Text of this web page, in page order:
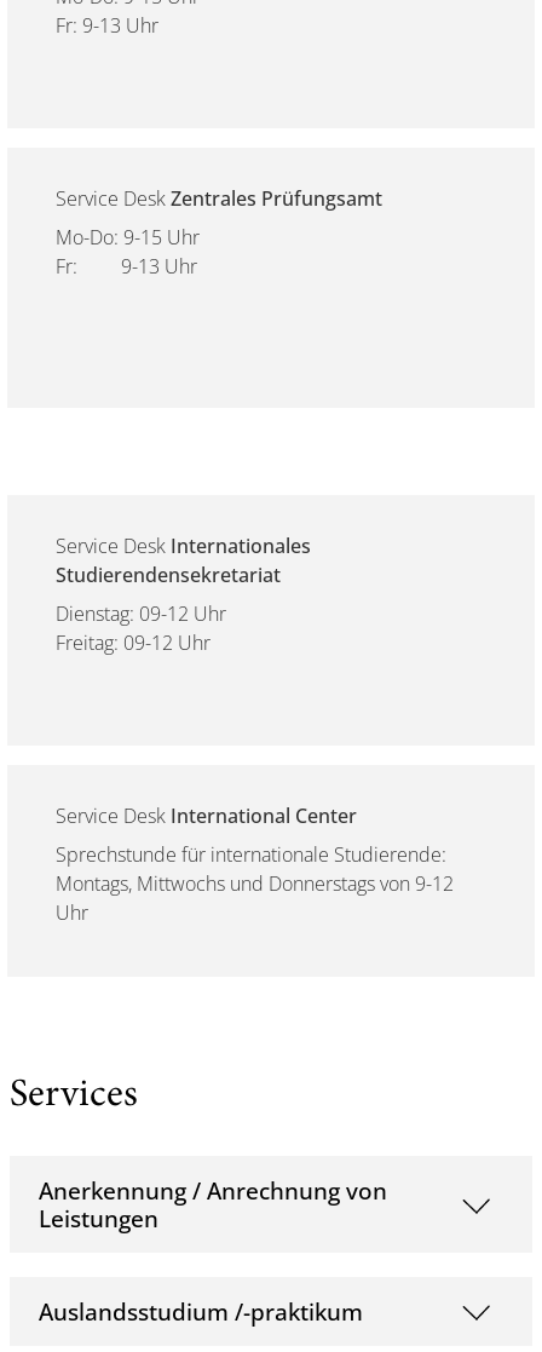
Fr: 9-13 Uhr
Service DeskZentrales Prüfungsamt
Mo-Do: 9-15 Uhr
Fr: 9-13 Uhr
Service Desk Internationales
Studierendensekretariat
Dienstag: 09-12 Uhr
Freitag: 09-12 Uhr
Service Desk International Center
Sprechstunde für internationale Studierende:
Montags, Mittwochs und Donnerstags von 9-12
Uhr
Services
Anerkennung / Anrechnung von
Leistungen
Auslandsstudium /-praktikum